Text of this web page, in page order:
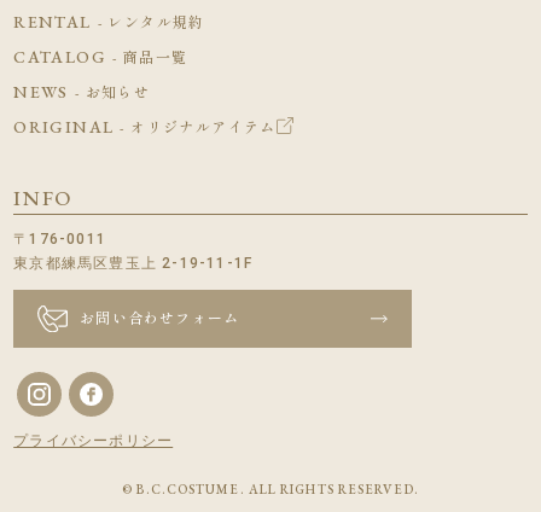
RENTAL - レンタル規約
CATALOG - 商品一覧
NEWS - お知らせ
ORIGINAL - オリジナルアイテム
INFO
〒176-0011
東京都練馬区豊玉上 2-19-11-1F
お問い合わせフォーム
プライバシーポリシー
© B.C.COSTUME. ALL RIGHTS RESERVED.